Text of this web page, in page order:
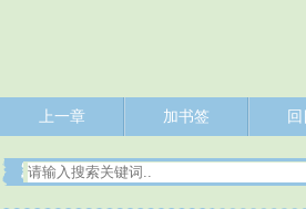
上一章 加书签